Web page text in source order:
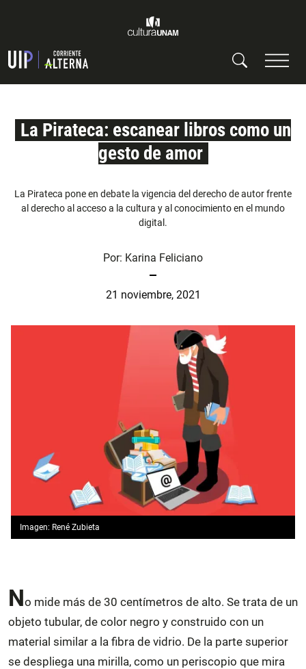
La Pirateca: escanear libros como un
gesto de amor
La Pirateca pone en debate la vigencia del derecho de autor frente
al derecho al acceso a la cultura y al conocimiento en el mundo
digital.
Por: Karina Feliciano
21 noviembre, 2021
Imagen: René Zubieta
No mide más de 30 centímetros de alto. Se trata de un
objeto tubular, de color negro y construido con un
material similar a la fibra de vidrio. De la parte superior
se despliega una mirilla, como un periscopio que mira